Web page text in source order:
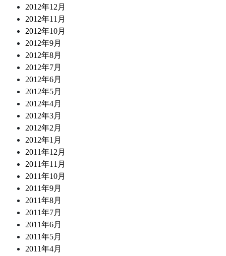
2012年12月
2012年11月
2012年10月
2012年9月
2012年8月
2012年7月
2012年6月
2012年5月
2012年4月
2012年3月
2012年2月
2012年1月
2011年12月
2011年11月
2011年10月
2011年9月
2011年8月
2011年7月
2011年6月
2011年5月
2011年4月